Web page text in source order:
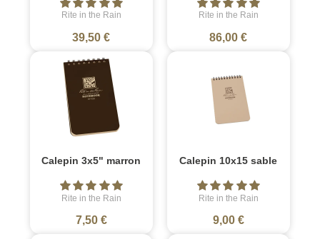
Rite in the Rain
39,50 €
Rite in the Rain
86,00 €
Calepin 3x5" marron
Rite in the Rain
7,50 €
Calepin 10x15 sable
Rite in the Rain
9,00 €